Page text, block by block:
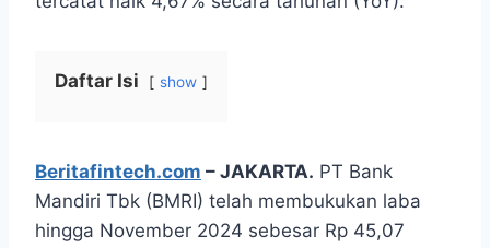
Daftar Isi show
Beritafintech.com – JAKARTA. PT Bank
Mandiri Tbk (BMRI) telah membukukan laba
hingga November 2024 sebesar Rp 45,07